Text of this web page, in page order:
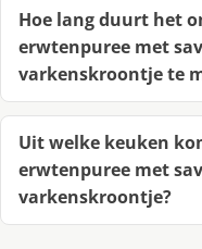
Hoe lang duurt het
erwtenpuree met
varkenskroontje te
Uit welke keuken
erwtenpuree met
varkenskroontje?